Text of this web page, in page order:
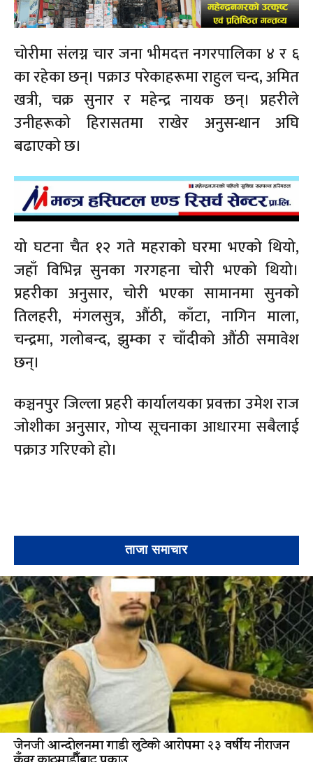
चोरीमा संलग्न चार जना भीमदत्त नगरपालिका ४ र ६
का रहेका छन्। पक्राउ परेकाहरूमा राहुल चन्द, अमित
खत्री, चक्र सुनार र महेन्द्र नायक छन्। प्रहरीले
उनीहरूको हिरासतमा राखेर अनुसन्धान अघि
बढाएको छ।
यो घटना चैत १२ गते महराको घरमा भएको थियो,
जहाँ विभिन्न सुनका गरगहना चोरी भएको थियो।
प्रहरीका अनुसार, चोरी भएका सामानमा सुनको
तिलहरी, मंगलसुत्र, औंठी, काँटा, नागिन माला,
चन्द्रमा, गलोबन्द, झुम्का र चाँदीको औंठी समावेश
छन्।
कञ्चनपुर जिल्ला प्रहरी कार्यालयका प्रवक्ता उमेश राज
जोशीका अनुसार, गोप्य सूचनाका आधारमा सबैलाई
पक्राउ गरिएको हो।
ताजा समाचार
जेनजी आन्दोलनमा गाडी लुटेको आरोपमा २३ वर्षीय नीराजन